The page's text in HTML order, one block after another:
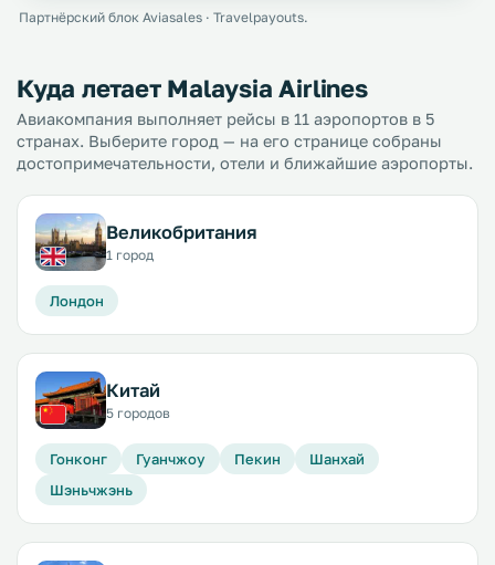
Партнёрский блок Aviasales · Travelpayouts.
Куда летает Malaysia Airlines
Авиакомпания выполняет рейсы в 11 аэропортов в 5
странах. Выберите город — на его странице собраны
достопримечательности, отели и ближайшие аэропорты.
Великобритания
1 город
Лондон
Китай
5 городов
Гонконг Гуанчжоу Пекин
Шанхай
Шэньчжэнь